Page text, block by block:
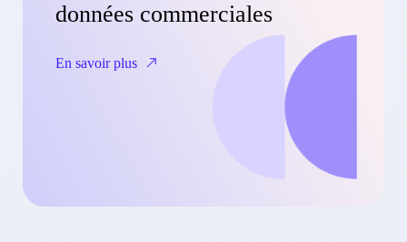
données commerciales
En savoir plus